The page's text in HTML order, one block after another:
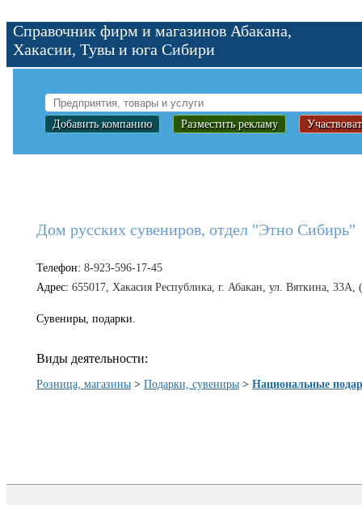
Справочник фирм и магазинов Абакана,
Хакасии, Тувы и юга Сибири
Добавить компанию Разместить рекламу
Дом русских сувениров, отдел "Этно Сибирь"
Телефон: 8-923-596-17-45
Адрес: 655017, Хакасия Республика, г. Абакан, ул. Вяткина, 33А,
Сувениры, подарки.
Виды деятельности:
Розница, магазины > Подарки, сувениры > Национальные